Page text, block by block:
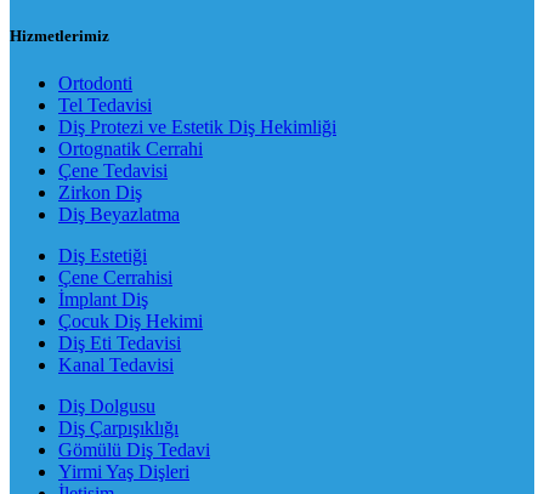
Hizmetlerimiz
Ortodonti
Tel Tedavisi
Diş Protezi ve Estetik Diş Hekimliği
Ortognatik Cerrahi
Çene Tedavisi
Zirkon Diş
Diş Beyazlatma
Diş Estetiği
Çene Cerrahisi
İmplant Diş
Çocuk Diş Hekimi
Diş Eti Tedavisi
Kanal Tedavisi
Diş Dolgusu
Diş Çarpışıklığı
Gömülü Diş Tedavi
Yirmi Yaş Dişleri